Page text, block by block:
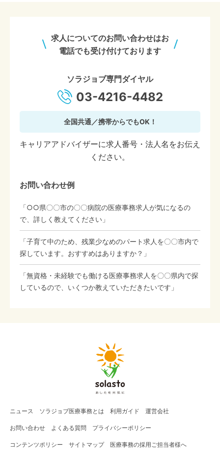
求人についてのお問い合わせはお
電話でも受け付けております
ソラジョブ専門ダイヤル
03-4216-4482
全国共通／携帯からでもOK！
キャリアアドバイザーに求人番号・法人名をお伝え
ください。
お問い合わせ例
「○○県〇〇市の〇〇病院の医療事務求人が気になるの
で、詳しく教えてください」
「子育て中のため、残業少なめのパート求人を〇〇市内で
探しています。おすすめはありますか？」
「無資格・未経験でも働ける医療事務求人を〇〇県内で探
しているので、いくつか教えていただきたいです」
ニュース ソラジョブ医療事務 とは 利用ガイド 運営会社
お問い合わせ よくある質問 プライバシーポリシー
コンテンツポリシー サイトマップ 医療事務の採用ご担当者様へ